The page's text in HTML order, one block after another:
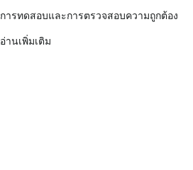
การทดสอบและการตรวจสอบความถูกต้อง
อ่านเพิ่มเติม